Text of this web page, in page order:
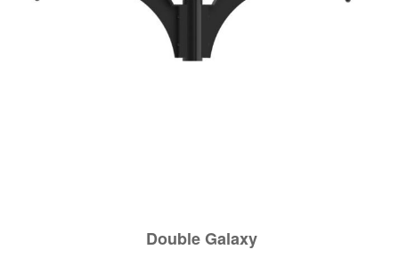
DoubleGalaxy